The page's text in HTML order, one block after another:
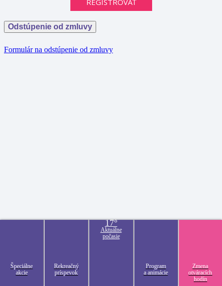
Odstúpenie od zmluvy
Formulár na odstúpenie od zmluvy
Špeciálne
akcie
Rekreačný
príspevok
17°
Aktuálne
počasie
Program
a animácie
Zmena
otváracích
hodín